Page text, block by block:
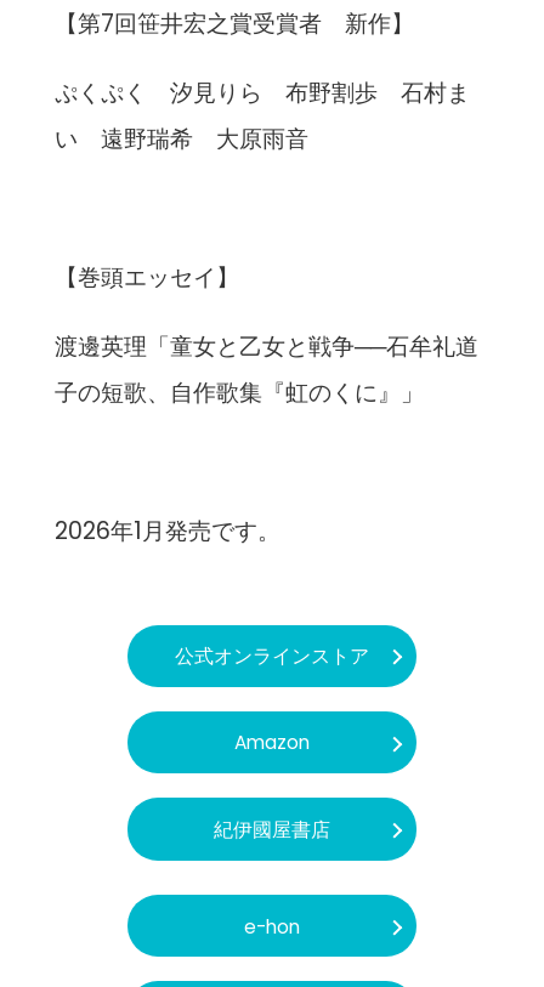
【第7回笹井宏之賞受賞者 新作】
ぷくぷく 汐見りら 布野割歩 石村ま
い 遠野瑞希 大原雨音
【巻頭エッセイ】
渡邊英理「童女と乙女と戦争──石牟礼道
子の短歌、自作歌集『虹のくに』」
2026年1月発売です。
公式オンラインストア
Amazon
紀伊國屋書店
e-hon